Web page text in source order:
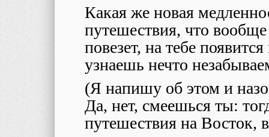
Какая же новая
путешествия, что
повезет, на тебе
узнаешь нечто
(Я напишу об этом и
Да, нет, смеешься ты:
путешествия на Восток,